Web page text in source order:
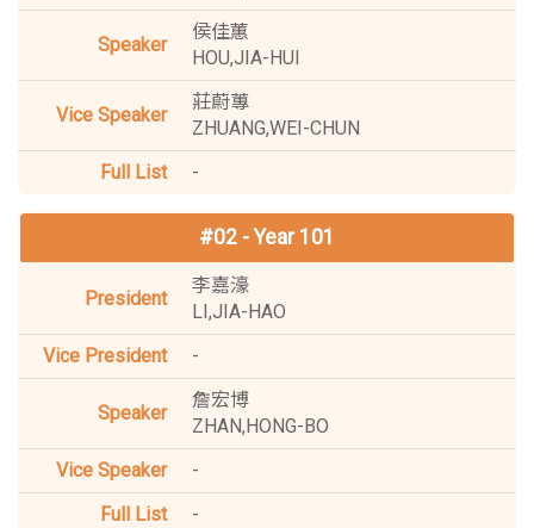
侯佳蕙
HOU,JIA-HUI
莊蔚蓴
ZHUANG,WEI-CHUN
-
#02 - Year 101
李嘉濠
LI,JIA-HAO
-
詹宏博
ZHAN,HONG-BO
-
-